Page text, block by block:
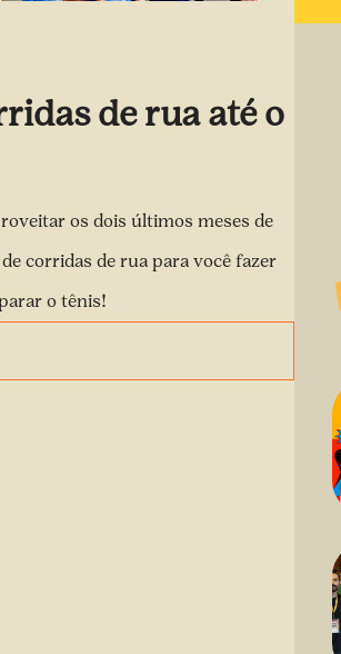
de rua até o
os dois últimos meses de
corridas de rua para você fazer
o tênis!